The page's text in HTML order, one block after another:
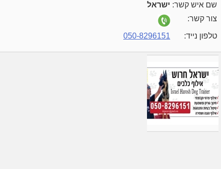
שם איש קשר: ישראל
צור קשר:
טלפון נייד: 050-8296151